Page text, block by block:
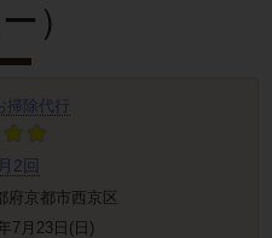
）
掃除代行
2回
府京都市西京区
7月23日(日)